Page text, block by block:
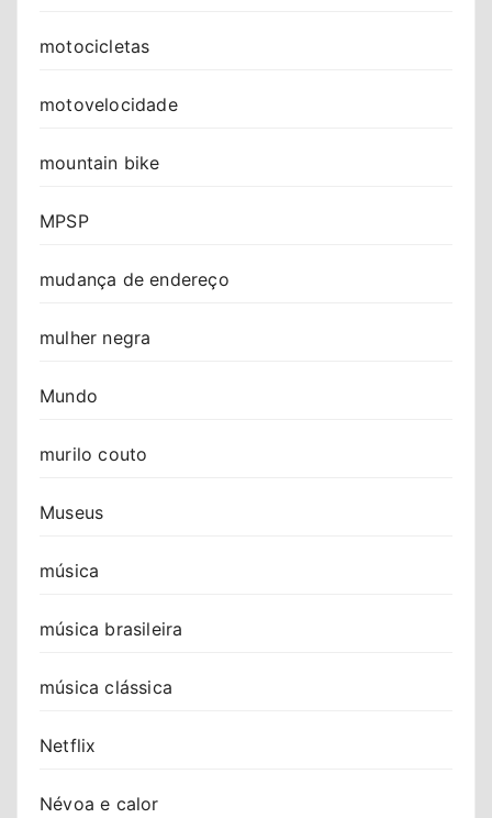
motocicletas
motovelocidade
mountain bike
MPSP
mudança de endereço
mulher negra
Mundo
murilo couto
Museus
música
música brasileira
música clássica
Netflix
Névoa e calor